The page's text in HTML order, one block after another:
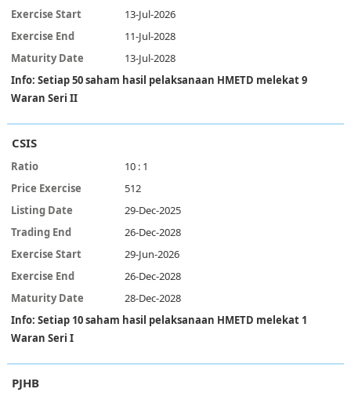
13-Jul-2026
11-Jul-2028
13-Jul-2028
Info: Setiap 50 saham hasil pelaksanaan HMETD melekat 9
Waran Seri II
CSIS
10 : 1
512
29-Dec-2025
26-Dec-2028
29-Jun-2026
26-Dec-2028
28-Dec-2028
Info: Setiap 10 saham hasil pelaksanaan HMETD melekat 1
Waran Seri I
PJHB